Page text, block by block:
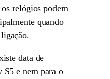
relógios podem
quando
data de
S5 e nem para o